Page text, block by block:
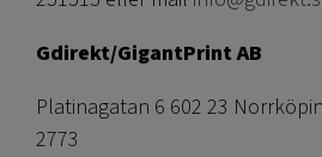
Gdirekt/GigantPrint AB
Platinagatan 6 602 23
2773